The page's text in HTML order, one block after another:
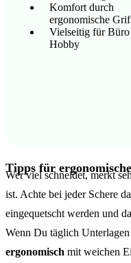
Komfort durch
ergonomische
Vielseitig für Büro
Hobby
Tipps für
Wer viel schneidet, merkt
ist. Achte bei jeder Schere
eingequetscht werden und
Wenn Du täglich
ergonomisch mit weichen